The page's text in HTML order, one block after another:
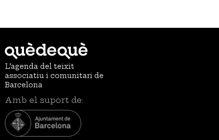
L’agenda del teixit
associatiu i comunitari de
Barcelona
Amb el suport de: